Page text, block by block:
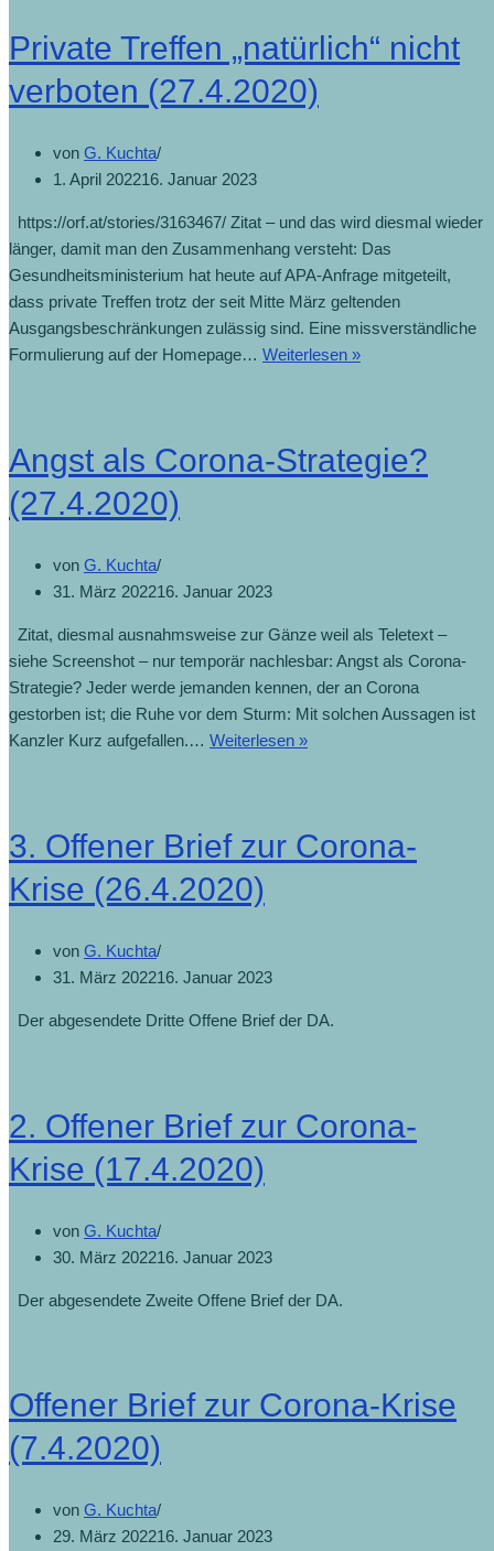
Private Treffen „natürlich“ nicht
verboten (27.4.2020)
von G. Kuchta
1. April 202216. Januar 2023
https://orf.at/stories/3163467/ Zitat – und das wird diesmal wieder
länger, damit man den Zusammenhang versteht: Das
Gesundheitsministerium hat heute auf APA-Anfrage mitgeteilt,
dass private Treffen trotz der seit Mitte März geltenden
Ausgangsbeschränkungen zulässig sind. Eine missverständliche
Formulierung auf der Homepage… Weiterlesen »
Angst als Corona-Strategie?
(27.4.2020)
von G. Kuchta
31. März 202216. Januar 2023
Zitat, diesmal ausnahmsweise zur Gänze weil als Teletext –
siehe Screenshot – nur temporär nachlesbar: Angst als Corona-
Strategie? Jeder werde jemanden kennen, der an Corona
gestorben ist; die Ruhe vor dem Sturm: Mit solchen Aussagen ist
Kanzler Kurz aufgefallen.… Weiterlesen »
3. Offener Brief zur Corona-
Krise (26.4.2020)
von G. Kuchta
31. März 202216. Januar 2023
Der abgesendete Dritte Offene Brief der DA.
2. Offener Brief zur Corona-
Krise (17.4.2020)
von G. Kuchta
30. März 202216. Januar 2023
Der abgesendete Zweite Offene Brief der DA.
Offener Brief zur Corona-Krise
(7.4.2020)
von G. Kuchta
29. März 202216. Januar 2023